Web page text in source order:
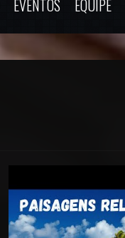
EVENTOS EQUIPE